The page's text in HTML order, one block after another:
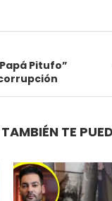
Pitufo”
TAMBIÉN TE